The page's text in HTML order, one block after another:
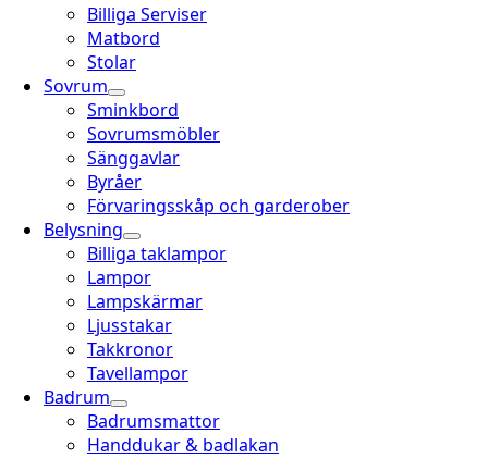
Billiga Serviser
Matbord
Stolar
Sovrum
Sminkbord
Sovrumsmöbler
Sänggavlar
Byråer
Förvaringsskåp och garderober
Belysning
Billiga taklampor
Lampor
Lampskärmar
Ljusstakar
Takkronor
Tavellampor
Badrum
Badrumsmattor
Handdukar & badlakan